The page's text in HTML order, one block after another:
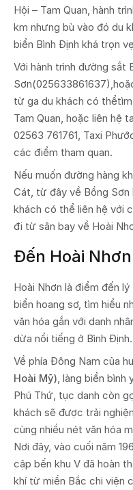
Hội – Tam Quan, hành
km nhưng bù vào đó du
biển Bình Định khá trọn
Với hành trình đường sắt
từ ga du khách có
Tam Quan, hoặc liên hệ
02563 761761, Taxi
các điểm tham quan.
Nếu muốn đường hàng
Cát, từ đây về Bồng
khách có thể liên hệ với
đi từ sân bay về Hoài
Đến Hoài
Hoài Nhơn là điểm đến
biển hoang sơ, tìm hiểu
văn hóa gắn với danh
dừa nổi tiếng ở Bình Định.
Về phía Đông Nam của
Hoài Mỹ) , làng biển
Phú Thứ, tục danh còn
khách sẽ được trải
cùng nhiều nét văn hóa
Nơi đây, vào cuối năm
cập bến khu V đã hoàn
khí từ miền Bắc chi viện